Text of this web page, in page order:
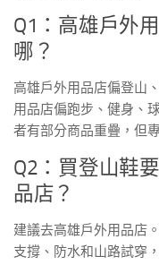
Q1：高雄戶外
哪？
高雄戶外用品店偏登山
用品店偏跑步、健身、
者有部分商品重疊，但
Q2：買登山鞋
品店？
建議去高雄戶外用品店
支撐、防水和山路試穿